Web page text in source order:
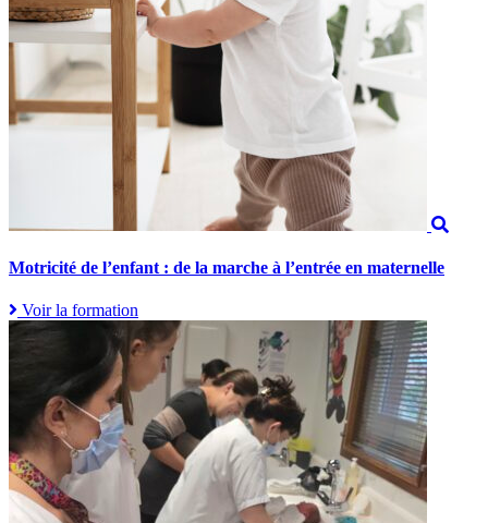
Motricité de l’enfant : de la marche à l’entrée en maternelle
Voir la formation